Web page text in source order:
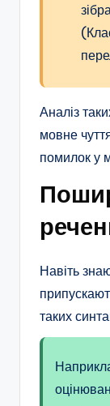
Аналіз
мовне
помилок у
Навіть
таких